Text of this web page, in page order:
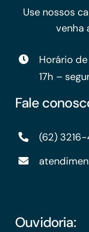
Use nossos
venha
Horário
17h –
Fale
(62)
Ouvidoria: